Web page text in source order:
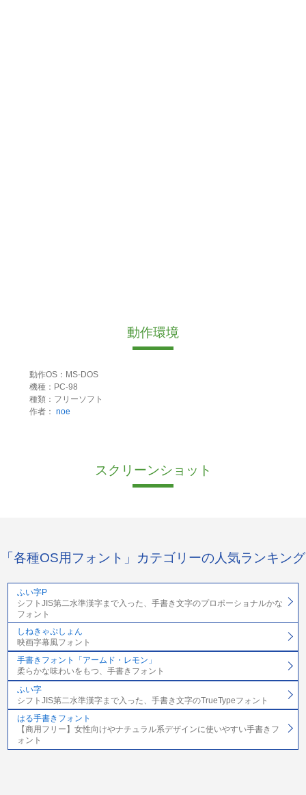
動作環境
動作OS：MS-DOS
機種：PC-98
種類：フリーソフト
作者： noe
スクリーンショット
「各種OS用フォント」カテゴリーの人気ランキング
ふい字P
シフトJIS第二水準漢字まで入った、手書き文字のプロポーショナルかな
フォント
しねきゃぷしょん
映画字幕風フォント
手書きフォント「アームド・レモン」
柔らかな味わいをもつ、手書きフォント
ふい字
シフトJIS第二水準漢字まで入った、手書き文字のTrueTypeフォント
はる手書きフォント
【商用フリー】女性向けやナチュラル系デザインに使いやすい手書きフ
ォント